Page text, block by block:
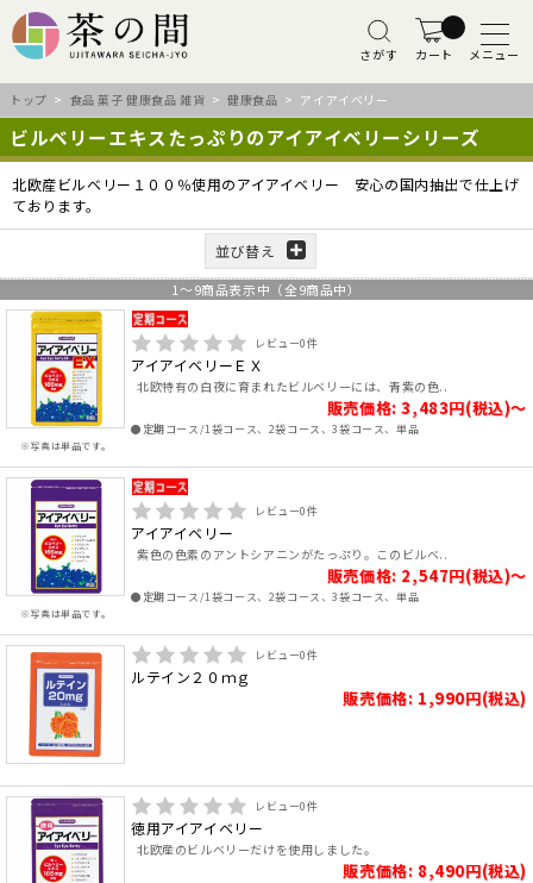
さがす カート メニュー
トップ > 食品 菓子 健康食品 雑貨 >健康食品 > アイアイベリー
ビルベリーエキスたっぷりのアイアイベリーシリーズ
北欧産ビルベリー１００％使用のアイアイベリー 安心の国内抽出で仕上げ
ております。
並び替え
1 ～9商品表示中（全9商品中）
※写真は単品です。
レビュー0件
アイアイベリーＥＸ
北欧特有の白夜に育まれたビルベリーには、青紫の色..
販売価格: 3,483円(税込)～
●定期コース/1袋コース、2袋コース、3袋コース、単品
※写真は単品です。
レビュー0件
アイアイベリー
紫色の色素のアントシアニンがたっぷり。このビルベ..
販売価格: 2,547円(税込)～
●定期コース/1袋コース、2袋コース、3袋コース、単品
レビュー0件
ルテイン２０ｍｇ
販売価格: 1,990円(税込)
レビュー0件
徳用アイアイベリー
北欧産のビルベリーだけを使用しました。
販売価格: 8,490円(税込)